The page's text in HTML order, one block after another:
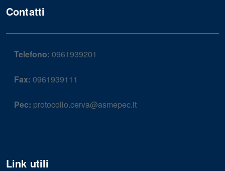
Contatti
Telefono: 0961939201
Fax: 0961939111
Pec: protocollo.cerva@asmepec.it
Link utili